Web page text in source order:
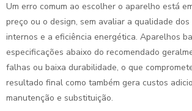
Um erro comum ao escolher o aparelho está
preço ou o design, sem avaliar a qualidade
internos e a eficiência energética. Aparelhos
especificações abaixo do recomendado
falhas ou baixa durabilidade, o que
resultado final como também gera custos
manutenção e substituição.